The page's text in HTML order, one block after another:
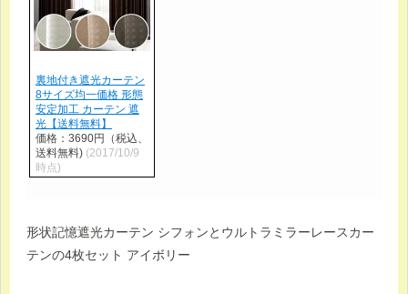
裏地付き遮光カーテン
8サイズ均一価格 形態
安定加工 カーテン 遮
光【送料無料】
価格：3690円（税込、
送料無料) (2017/10/9
時点)
形状記憶遮光カーテン シフォンとウルトラミラーレースカー
テンの4枚セット アイボリー